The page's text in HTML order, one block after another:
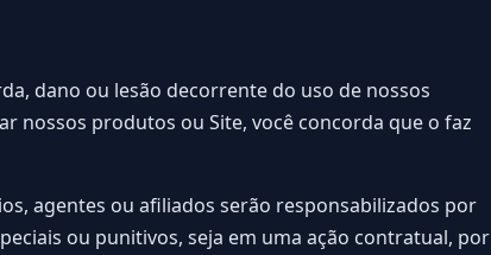
dano ou lesão decorrente do uso de nossos
nossos produtos ou Site, você concorda que o faz
agentes ou afiliados serão responsabilizados por
ou punitivos, seja em uma ação contratual, por